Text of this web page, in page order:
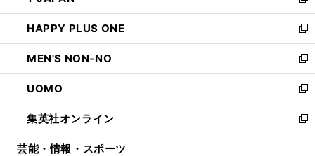
開
く
ウ
で
開
く
ン
ド
ウ
で
開
く
ウ
ィ
ン
ド
ウ
で
開
く
し
い
ウ
ィ
ン
ド
ウ
で
開
HAPPY PLUS ONE
新
し
い
ウ
ィ
ン
ド
ウ
MEN'S NON-NO
新
し
い
ウ
ィ
ン
UOMO
新
し
い
ウ
集英社オンライン
新
し
芸能・情報・スポーツ